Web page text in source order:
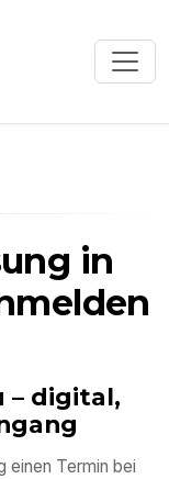
in
– digital,
einen Termin bei